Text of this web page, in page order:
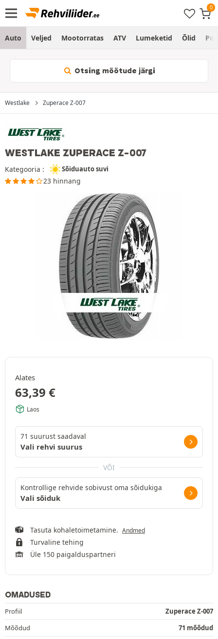
Auto Veljed Mootorratas ATV Lumeketid Õlid
Otsing mõõtude järgi
Westlake Zuperace Z-007
WESTLAKE ZUPERACE Z-007
Kategooria : Sõiduauto suvi
23 hinnang
Alates
63,39 €
Laos
71 suurust saadaval
Vali rehvi suurus
VÕI
Kontrollige rehvide sobivust oma sõidukiga
Vali sõiduk
Tasuta kohaletoimetamine. Andmed
Turvaline tehing
Üle 150 paigalduspartneri
OMADUSED
Profiil
Zuperace Z-007
Mõõdud
71 mõõdud